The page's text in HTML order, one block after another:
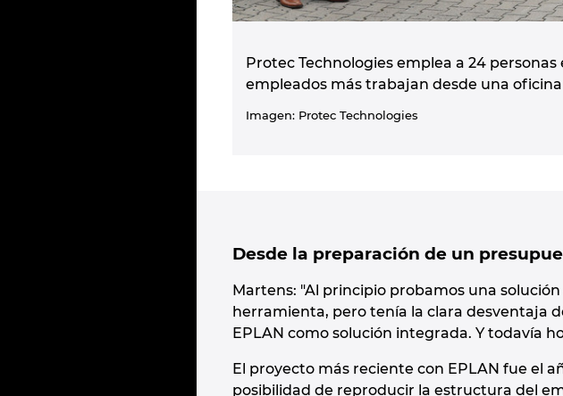
Protec Technologies emplea a 24
empleados más trabajan desde una
Imagen: Protec Technologies
Desde la preparación de un
Martens: "Al principio probamos una
herramienta, pero tenía la clara desventaja
EPLAN como solución integrada. Y todavía
El proyecto más reciente con EPLAN fue el
posibilidad de reproducir la estructura del